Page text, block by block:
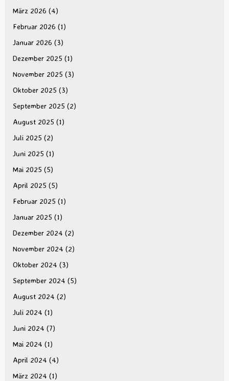
März 2026 (4)
Februar 2026 (1)
Januar 2026 (3)
Dezember 2025 (1)
November 2025 (3)
Oktober 2025 (3)
September 2025 (2)
August 2025 (1)
Juli 2025 (2)
Juni 2025 (1)
Mai 2025 (5)
April 2025 (5)
Februar 2025 (1)
Januar 2025 (1)
Dezember 2024 (2)
November 2024 (2)
Oktober 2024 (3)
September 2024 (5)
August 2024 (2)
Juli 2024 (1)
Juni 2024 (7)
Mai 2024 (1)
April 2024 (4)
März 2024 (1)